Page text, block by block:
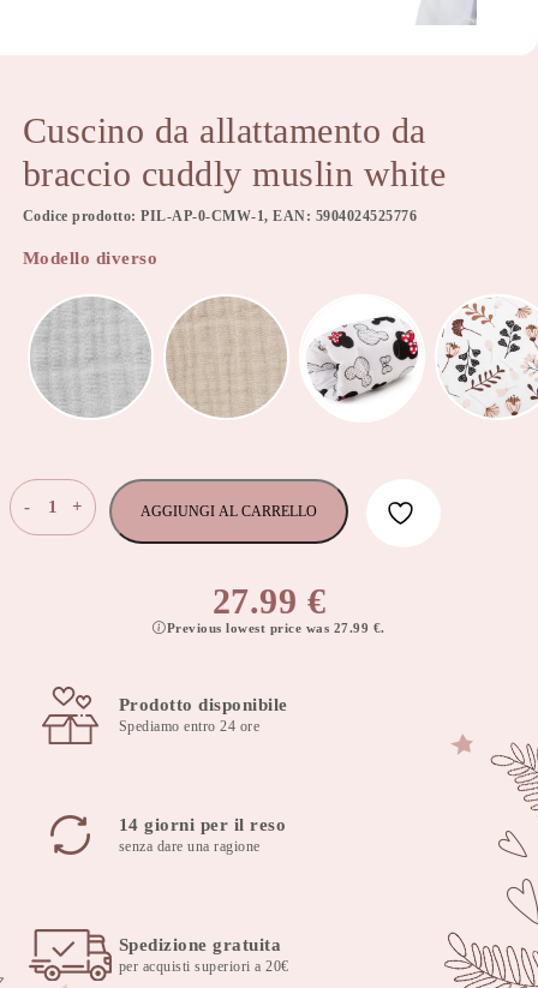
Cuscino da allattamento da
braccio cuddly muslin white
Codice prodotto: PIL-AP-0-CMW-1, EAN: 5904024525776
Modello diverso
-
Cuscino
white
quantità
+ AGGIUNGI AL CARRELLO
27.99 €
Previous lowest price was 27.99 €.
Prodotto disponibile
Spediamo entro 24 ore
14 giorni per il reso
senza dare una ragione
Spedizione gratuita
per acquisti superiori a 20€